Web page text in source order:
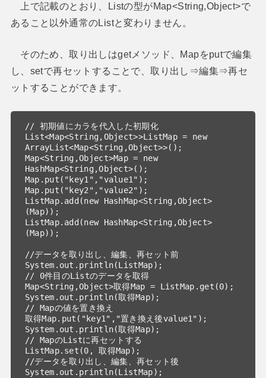
上で記載のとおり、Listの型がMap<String,Object>で
あること以外通常のListと変わりません。
そのため、取り出しはgetメソッド、Mapをputで編集
し、setで再セットすることで、取り出し⇒編集⇒再セ
ットすることができます。
// 初期値にカラを代入した初期化
List<Map<String,Object>>ListMap = new
ArrayList<Map<String,Object>>();
Map<String,Object>Map = new
HashMap<String,Object>();
Map.put("key1","value1");
Map.put("key2","value2");
ListMap.add(new HashMap<String,Object>
(Map));
ListMap.add(new HashMap<String,Object>
(Map));
//データを取り出し、編集、再セット前
System.out.println(ListMap);
// 0件目のListのデータを取得
Map<String,Object>取得Map = ListMap.get(0);
System.out.println(取得Map);
// Mapの値を置き換え
取得Map.put("key1","置き換え後value1");
System.out.println(取得Map);
// MapのListに再セットする
ListMap.set(0, 取得Map);
//データを取り出し、編集、再セット後
System.out.println(ListMap);